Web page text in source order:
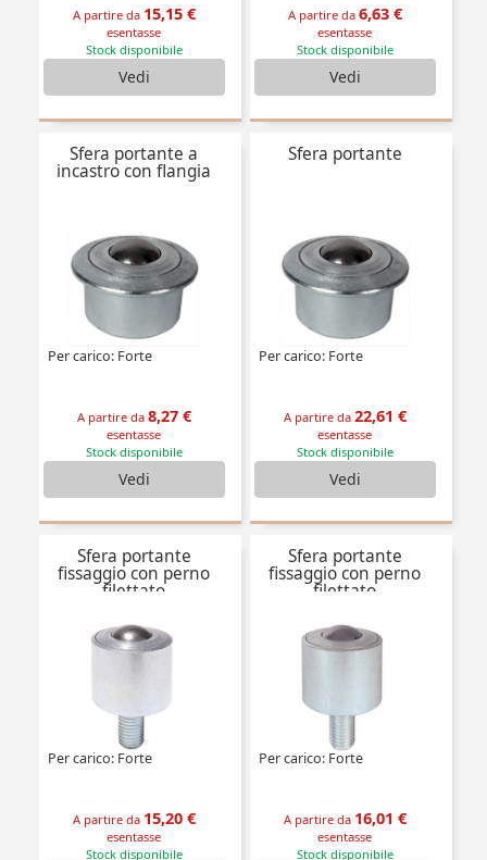
A partire da 15,15 €
esentasse
Stock disponibile
Vedi
A partire da 6,63 €
esentasse
Stock disponibile
Vedi
Sfera portante a
incastro con flangia
Per carico: Forte
A partire da 8,27 €
esentasse
Stock disponibile
Vedi
Sfera portante
Per carico: Forte
A partire da 22,61 €
esentasse
Stock disponibile
Vedi
Sfera portante
fissaggio con perno
filettato
Per carico: Forte
A partire da 15,20 €
esentasse
Stock disponibile
Sfera portante
fissaggio con perno
filettato
Per carico: Forte
A partire da 16,01 €
esentasse
Stock disponibile